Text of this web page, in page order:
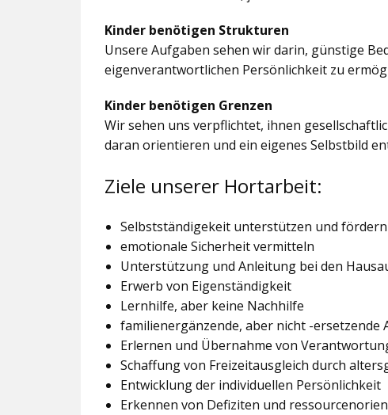
Kinder benötigen Strukturen
Unsere Aufgaben sehen wir darin, günstige
eigenverantwortlichen Persönlichkeit zu
Kinder benötigen Grenzen
Wir sehen uns verpflichtet, ihnen
daran orientieren und ein eigenes Selbstbild
Ziele unserer Hortarbeit:
Selbstständigekeit unterstützen und fördern
emotionale Sicherheit vermitteln
Unterstützung und Anleitung bei den
Erwerb von Eigenständigkeit
Lernhilfe, aber keine Nachhilfe
familienergänzende, aber nicht -ersetzende
Erlernen und Übernahme von
Schaffung von Freizeitausgleich durch
Entwicklung der individuellen Persönlichkeit
Erkennen von Defiziten und